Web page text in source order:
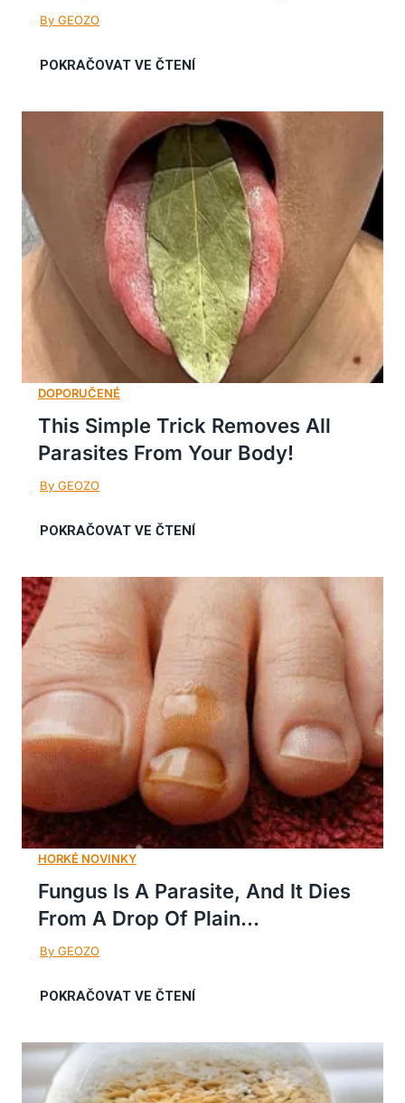
This Simple Trick Removes All
Parasites From Your Body!
Fungus Is A Parasite, And It Dies
From A Drop Of Plain...